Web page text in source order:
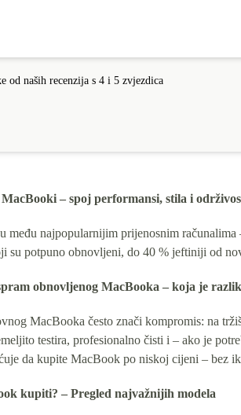
od naših recenzija s 4 i 5 zvjezdica
– spoj performansi, stila i
među najpopularnijim prijenosnim
su potpuno obnovljeni, do 40 % jeftiniji od
obnovljenog MacBooka – koja je
MacBooka često znači kompromis: na
testira, profesionalno čisti i – ako je
da kupite MacBook po niskoj cijeni – bez
kupiti? – Pregled najvažnijih modela